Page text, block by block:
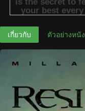
เกี่ยวกับ ตัวอย่างหนัง